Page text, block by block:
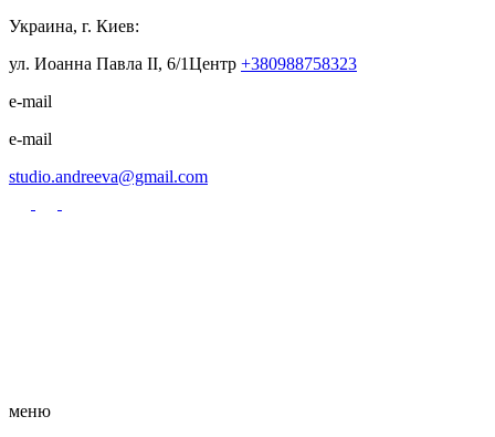
Украина, г. Киев:
ул. Иоанна Павла II, 6/1Центр +380988758323
e-mail
e-mail
studio.andreeva@gmail.com
меню